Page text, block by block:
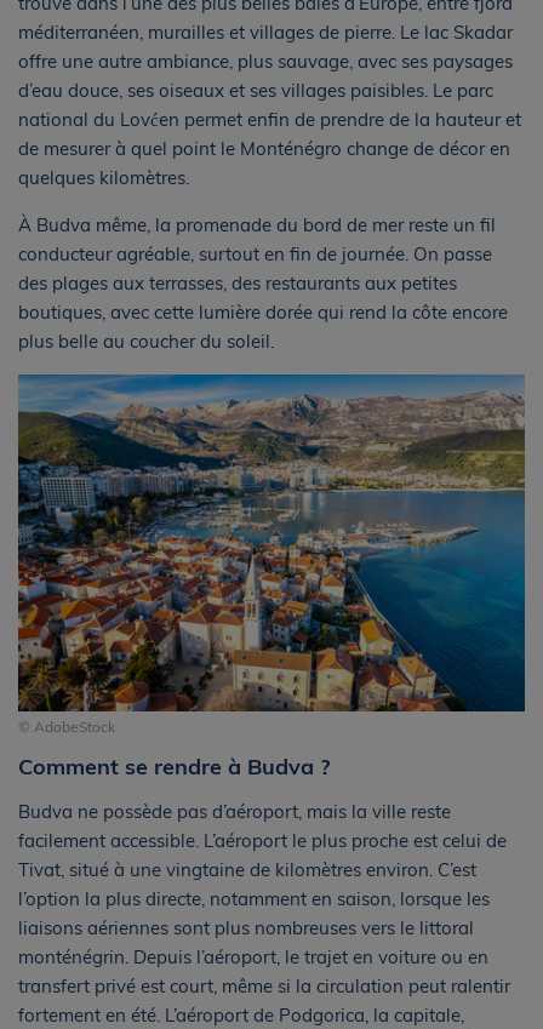
méditerranéen, murailles et villages de pierre. Le lac Skadar
offre une autre ambiance, plus sauvage, avec ses paysages
d’eau douce, ses oiseaux et ses villages paisibles. Le parc
national du Lovćen permet enfin de prendre de la hauteur et
de mesurer à quel point le Monténégro change de décor en
quelques kilomètres.
À Budva même, la promenade du bord de mer reste un fil
conducteur agréable, surtout en fin de journée. On passe
des plages aux terrasses, des restaurants aux petites
boutiques, avec cette lumière dorée qui rend la côte encore
plus belle au coucher du soleil.
© AdobeStock
Comment se rendre à Budva ?
Budva ne possède pas d’aéroport, mais la ville reste
facilement accessible. L’aéroport le plus proche est celui de
Tivat, situé à une vingtaine de kilomètres environ. C’est
l’option la plus directe, notamment en saison, lorsque les
liaisons aériennes sont plus nombreuses vers le littoral
monténégrin. Depuis l’aéroport, le trajet en voiture ou en
transfert privé est court, même si la circulation peut ralentir
fortement en été. L’aéroport de Podgorica, la capitale,